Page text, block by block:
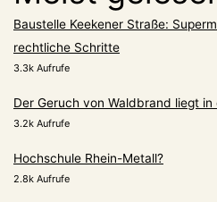
Baustelle Keekener Straße:
rechtliche Schritte
3.3k Aufrufe
Der Geruch von Waldbrand liegt
3.2k Aufrufe
Hochschule Rhein-Metall?
2.8k Aufrufe